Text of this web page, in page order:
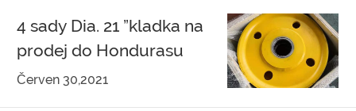
4 sady Dia. 21 ”kladka na
prodej do Hondurasu
Červen 30,2021